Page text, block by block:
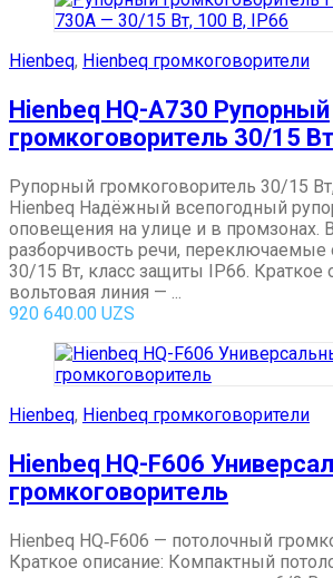
Hienbeq, Hienbeq громкоговорители
Hienbeq HQ-A730 Рупорный
громкоговоритель 30/15
Рупорный громкоговоритель 30/15
Hienbeq Надёжный всепогодный
оповещения на улице и в промзонах.
разборчивость речи,
30/15 Вт, класс защиты IP66. Краткое
вольтовая линия — ...
920 640.00 UZS
Hienbeq, Hienbeq громкоговорители
Hienbeq HQ-F606
громкоговоритель
Hienbeq HQ‑F606 — потолочный
Краткое описание: Компактный